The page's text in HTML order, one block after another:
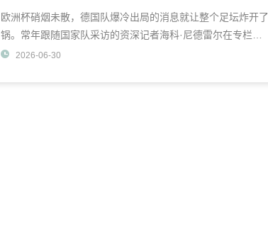
欧洲杯硝烟未散，德国队爆冷出局的消息就让整个足坛炸开了
锅。常年跟随国家队采访的资深记者海科·尼德雷尔在专栏里
写了段耐人寻味
2026-06-30